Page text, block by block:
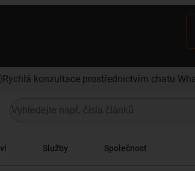
Rychlá konzultace prostřednictvím chatu
Služby Společnost